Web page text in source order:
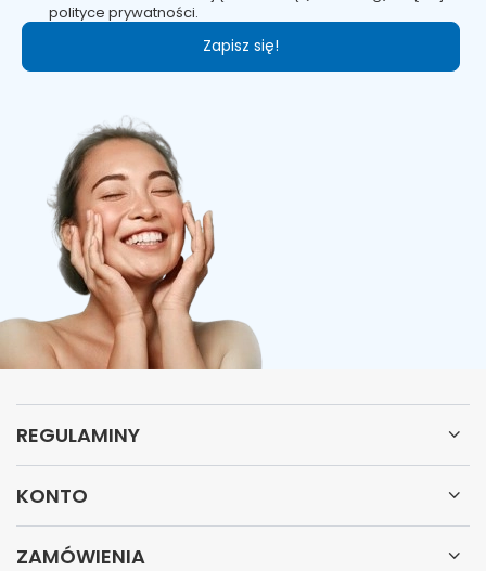
polityce prywatności.
Zapisz się!
REGULAMINY
KONTO
ZAMÓWIENIA